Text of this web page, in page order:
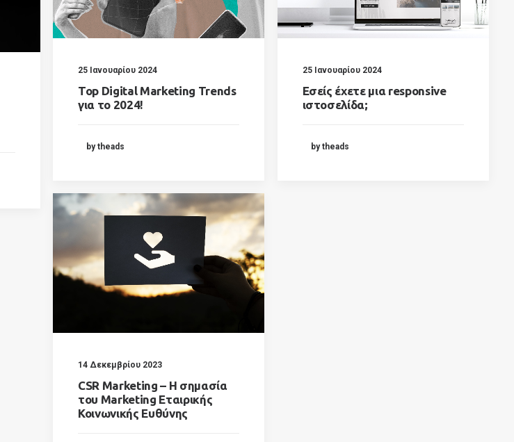
25 Ιανουαρίου 2024
Top Digital Marketing Trends
για το 2024!
by theads
25 Ιανουαρίου 2024
Εσείς έχετε μια responsive
ιστοσελίδα;
by theads
14 Δεκεμβρίου 2023
CSR Marketing – Η σημασία
του Marketing Εταιρικής
Κοινωνικής Ευθύνης